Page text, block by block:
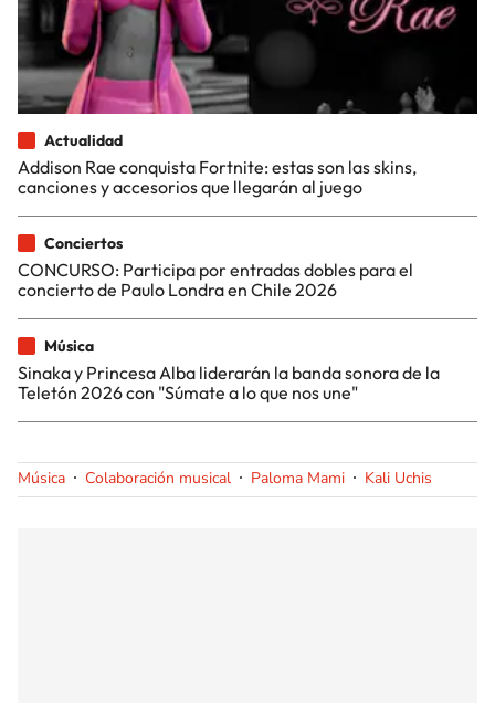
Actualidad
Addison Rae conquista Fortnite: estas son las skins,
canciones y accesorios que llegarán al juego
Conciertos
CONCURSO: Participa por entradas dobles para el
concierto de Paulo Londra en Chile 2026
Música
Sinaka y Princesa Alba liderarán la banda sonora de la
Teletón 2026 con "Súmate a lo que nos une"
Música Colaboración musical Paloma Mami Kali Uchis